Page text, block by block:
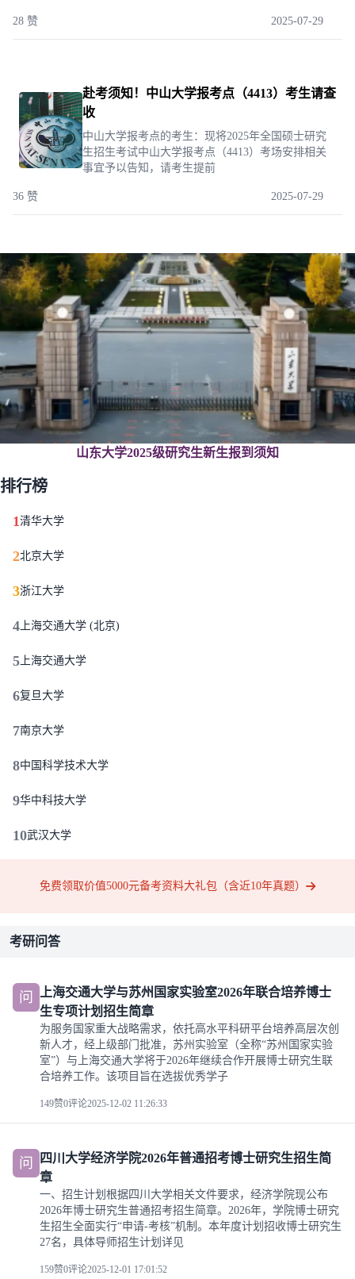
28 赞 2025-07-29
赴考须知！中山大学报考点（4413）考生请查
收
中山大学报考点的考生：现将2025年全国硕士研究
生招生考试中山大学报考点（4413）考场安排相关
事宜予以告知，请考生提前
36 赞 2025-07-29
山东大学2025级研究生新生报到须知
排行榜
1清华大学
2北京大学
3浙江大学
4 上海交通大学 (北京)
5 上海交通大学
6复旦大学
7南京大学
8中国科学技术大学
9华中科技大学
10武汉大学
免费领取价值5000元备考资料大礼包（含近10年真题）
考研问答
问
上海交通大学与苏州国家实验室2026年联合培养博士
生专项计划招生简章
为服务国家重大战略需求，依托高水平科研平台培养高层次创
新人才，经上级部门批准，苏州实验室（全称“苏州国家实验
室”）与上海交通大学将于2026年继续合作开展博士研究生联
合培养工作。该项目旨在选拔优秀学子
149赞0评论2025-12-02 11:26:33
问
四川大学经济学院2026年普通招考博士研究生招生简
章
一、招生计划根据四川大学相关文件要求，经济学院现公布
2026年博士研究生普通招考招生简章。2026年，学院博士研究
生招生全面实行“申请-考核”机制。本年度计划招收博士研究生
27名，具体导师招生计划详见
159赞0评论2025-12-01 17:01:52